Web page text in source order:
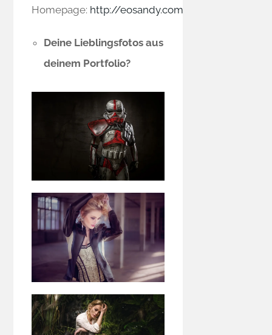
Homepage: http://eosandy.com
Deine Lieblingsfotos aus
deinem Portfolio?